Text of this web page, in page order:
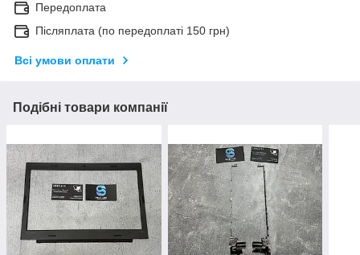
Передоплата
Післяплата (по передоплаті 150 грн)
Всі умови оплати
Подібні товари компанії